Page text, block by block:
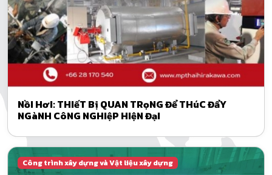
NồI HơI: THIếT Bị QUAN TRọNG Để THúC ĐẩY
NGàNH CôNG NGHIệP HIệN ĐạI
Công trình xây dựng và Vật liệu xây dựng